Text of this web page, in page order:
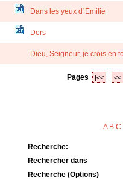
Dans les yeux d´Emilie
Dors
Dieu, Seigneur, je crois en
Pages |<< <<
A B C
Recherche:
Rechercher dans
Recherche (Options)